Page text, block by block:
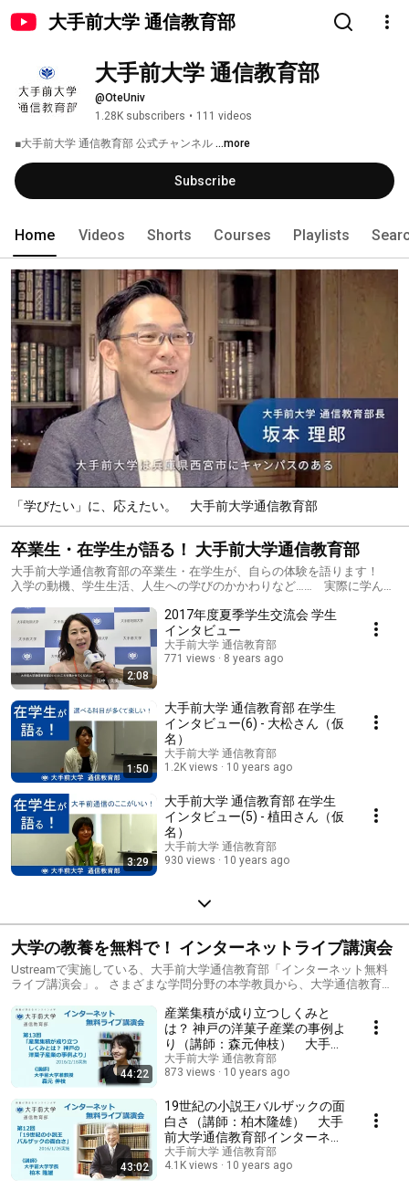
大手前大学 通信教育部
大手前大学 通信教育部
@OteUniv
1.28K subscribers • 111 videos
■大手前大学 通信教育部 公式チャンネル ...more
Subscribe
Home Videos Shorts Courses Playlists
「学びたい」に、応えたい。 大手前大学通信教育部
卒業生・在学生が語る！ 大手前大学通信教育部
大手前大学通信教育部の卒業生・在学生が、自らの体験を語ります！
入学の動機、学生生活、人生への学びのかかわりなど…… 実際に学んだ
2:08
2017年度夏季学生交流会 学生
インタビュー
大手前大学 通信教育部
771 views
8 years ago
1:50
大手前大学 通信教育部 在学生
インタビュー(6) - 大松さん（仮
名）
大手前大学 通信教育部
1.2K views
10 years ago
3:29
大手前大学 通信教育部 在学生
インタビュー(5) - 植田さん（仮
名）
大手前大学 通信教育部
930 views
10 years ago
大学の教養を無料で！ インターネットライブ講演会
Ustreamで実施している、大手前大学通信教育部「インターネット無料
ライブ講演会」。 さまざまな学問分野の本学教員から、大学通信教育の
やすく、楽しく、ライブならではの臨場感をもってお伝えしています。
44:22
産業集積が成り立つしくみと
は？ 神戸の洋菓子産業の事例よ
り（講師：森元伸枝） 大手前
大学通信教育部インターネット
無料ライブ講演会
大手前大学 通信教育部
873 views
10 years ago
43:02
19世紀の小説王バルザックの面
白さ（講師：柏木隆雄） 大手
前大学通信教育部インターネッ
ト無料ライブ講演会
大手前大学 通信教育部
4.1K views
10 years ago